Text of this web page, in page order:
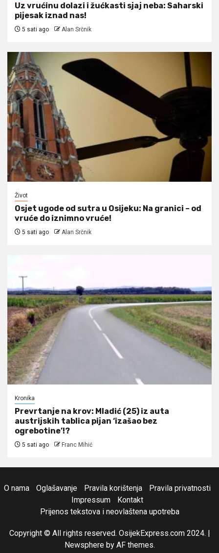
Uz vrućinu dolazi i žućkasti sjaj neba: Saharski
pijesak iznad nas!
5 sati ago Alan Srčnik
Život
Osjet ugode od sutra u Osijeku: Na granici – od
vruće do iznimno vruće!
5 sati ago Alan Srčnik
Kronika
Prevrtanje na krov: Mladić (25) iz auta
austrijskih tablica pijan ‘izašao bez
ogrebotine’!?
5 sati ago Franc Mihić
O nama Oglašavanje Pravila korištenja
Pravila privatnosti
Impressum
Kontakt
Prijenos tekstova i neovlaštena upotreba
Copyright © All rights reserved. OsijekExpress.com 2024. |
Newsphereby AF themes.